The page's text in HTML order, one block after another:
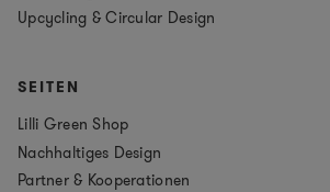
Upcycling & Circular Design
SEITEN
Lilli Green Shop
Nachhaltiges Design
Partner & Kooperationen